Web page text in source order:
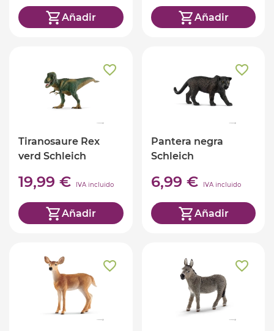
Añadir Añadir
Tiranosaure Rex
verd Schleich
19,99 € IVA incluido
Añadir
Pantera negra
Schleich
6,99 € IVA incluido
Añadir